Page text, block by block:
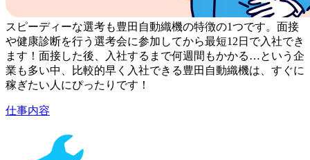
スピーディーな選考も豊田自動織機の特徴の1つです。面接
や健康診断を行う選考会に参加してから最短12日で入社でき
ます！面接した後、入社するまで何週間もかかる…という企
業も多い中、比較的早く入社できる豊田自動織機は、すぐに
稼ぎたい人にぴったりです！
仕事内容